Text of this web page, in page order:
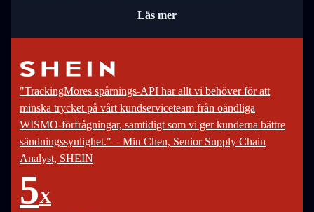
Läs mer
"TrackingMores spårnings-API har allt vi behöver för att
minska trycket på vårt kundserviceteam från oändliga
WISMO-förfrågningar, samtidigt som vi ger kunderna bättre
sändningssynlighet." – Min Chen, Senior Supply Chain
Analyst, SHEIN
5X